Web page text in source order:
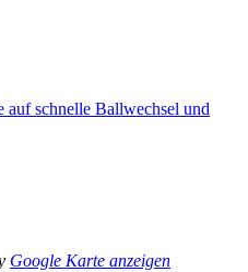
auf schnelle Ballwechsel und
Google Karte anzeigen